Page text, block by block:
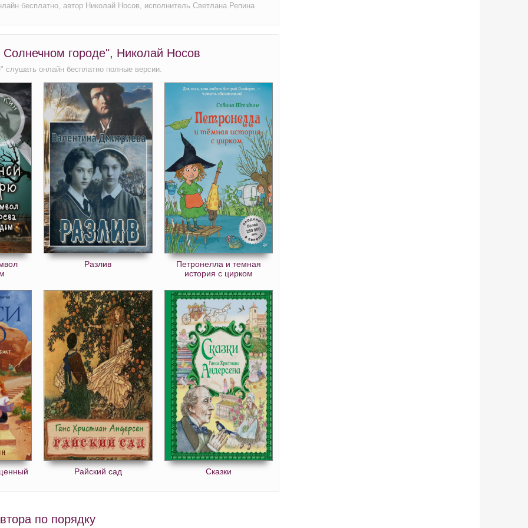
бесплатно, автор Николай Носов, исполнитель Светлана Репина
городе", Николай Носов
онлайн бесплатно полные версии.
Разлив
Петронелла и темная
история с цирком
Райский сад Сказки
по порядку